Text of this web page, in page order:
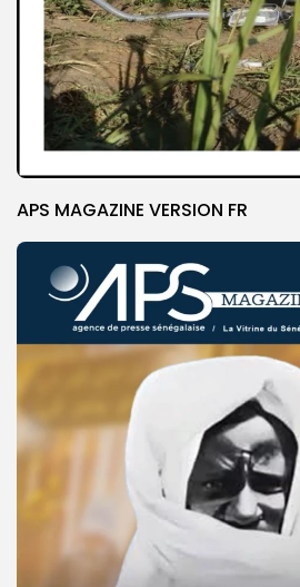
APS MAGAZINE VERSION FR